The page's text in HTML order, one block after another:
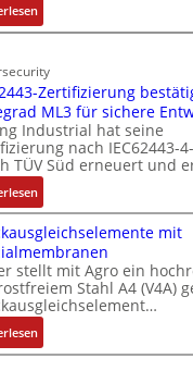
E
g
e
-
I
d
u
t
r
i
e
-
P
C
l
ä
s
s
:
M
b
i
f
u
n
k
m
o
d
u
l
e
b
r
Zertifizierung
ML3 für sichere
Industrial hat seine
nach IEC62443-
TÜV Süd erneuert und
:
I
E
C
6
2
4
4
3
mit
stellt mit Agro ein
Stahl A4 (V4A)
:
D